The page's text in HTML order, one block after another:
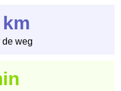
de weg